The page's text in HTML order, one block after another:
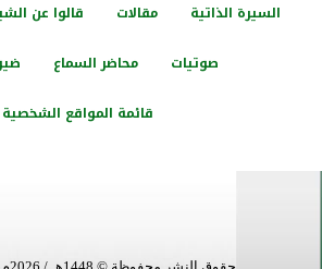
السيرة الذاتية مقالات قالوا عن
صوتيات محاضر السماع
قائمة المواقع الشخصية